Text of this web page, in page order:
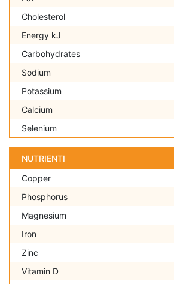
Cholesterol
Energy kJ
Carbohydrates
Sodium
Potassium
Calcium
Selenium
NUTRIENTI
Copper
Phosphorus
Magnesium
Iron
Zinc
Vitamin D